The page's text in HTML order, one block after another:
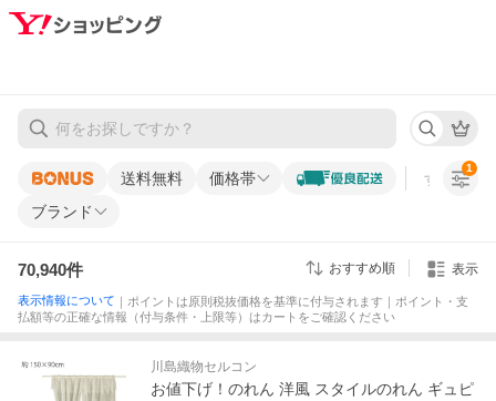
送料無料 価格帯 すべての条
ブランド
1
70,940件 おすすめ順 表示
表示情報について ｜ポイントは原則税抜価格を基準に付与されます｜ポイント・支
払額等の正確な情報（付与条件・上限等）はカートをご確認ください
川島織物セルコン
お値下げ！のれん 洋風 スタイルのれん ギュピ